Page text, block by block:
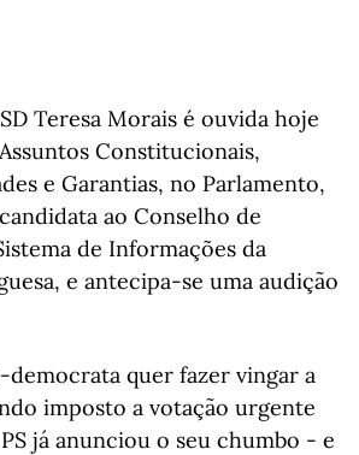
Teresa Morais é ouvida hoje
Constitucionais,
e Garantias, no Parlamento,
ao Conselho de
de Informações da
e antecipa-se uma audição
democrata quer fazer vingar a
imposto a votação urgente
já anunciou o seu chumbo - e